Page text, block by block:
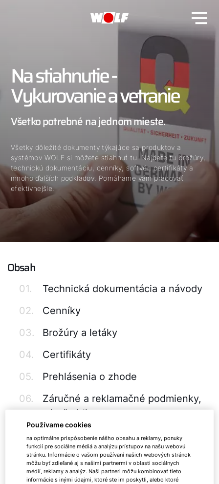
Na stiahnutie -
Vykurovanie a vetranie
Všetko potrebné na jednom mieste.
Všetky dôležité dokumenty týkajúce sa produktov a
systémov WOLF si môžete stiahnuť tu. Nájdete tu brožúry,
technickú dokumentáciu, cenníky, softvér, certifikáty a
mnoho ďalších podkladov. Pomáhame vám pracovať
efektívnejšie.
Obsah
01.
Technická dokumentácia a návody
02.
Cenníky
03.
Brožúry a letáky
04.
Certifikáty
05.
Prehlásenia o zhode
06.
Záručné a reklamačné podmienky,
záručné listy
07.
Softvér na stiahnutie
08.
ErP štítky výrobkov a technické listy
výrobkov
Používame cookies
na optimálne prispôsobenie nášho obsahu a reklamy, ponuky
funkcií pre sociálne médiá a analýzu prístupov na našu webovú
stránku. Informácie o vašom používaní našich webových stránok
môžu byť zdieľané aj s našimi partnermi v oblasti sociálnych
médií, reklamy a analýz. Naši partneri môžu kombinovať tieto
informácie s inými údajmi, ktoré ste im poskytli, alebo ktoré